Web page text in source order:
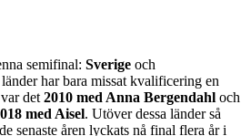
semifinal: Sverige och
har bara missat kvalificering en
det 2010 med Anna Bergendahl och
med Aisel. Utöver dessa länder så
senaste åren lyckats nå final flera år i